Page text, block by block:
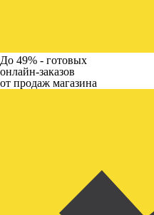
До 49% - готовых
онлайн-заказов
от продаж магазина